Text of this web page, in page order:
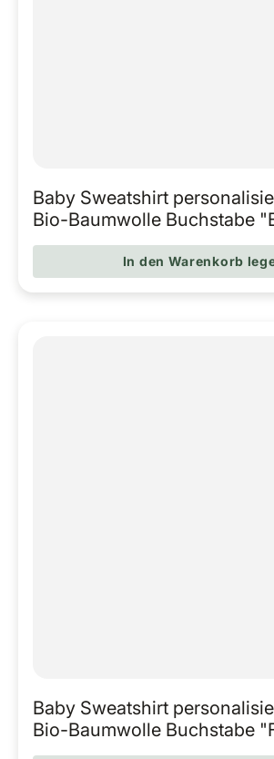
Baby Sweatshirt
Bio-Baumwolle Buchstabe
In den Warenkorb
Baby Sweatshirt
Bio-Baumwolle Buchstabe